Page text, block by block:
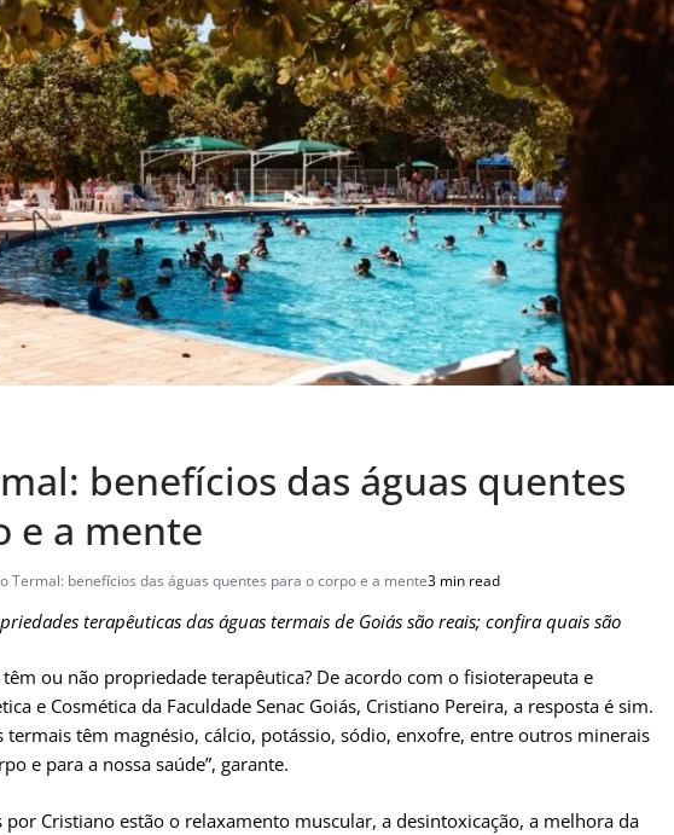
benefícios das águas quentes
e a mente
Termal: benefícios das águas quentes para o corpo e a mente3 min read
terapêuticas das águas termais de Goiás são reais; confira quais são
têm ou não propriedade terapêutica? De acordo com o fisioterapeuta e
e Cosmética da Faculdade Senac Goiás, Cristiano Pereira, a resposta é sim.
termais têm magnésio, cálcio, potássio, sódio, enxofre, entre outros minerais
e para a nossa saúde”, garante.
por Cristiano estão o relaxamento muscular, a desintoxicação, a melhora da